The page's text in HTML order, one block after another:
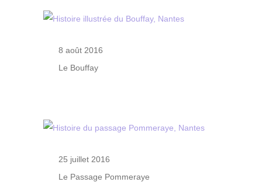
8 août 2016
Le Bouffay
25 juillet 2016
Le Passage Pommeraye